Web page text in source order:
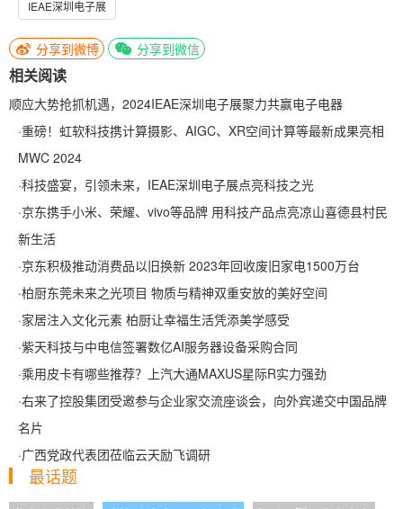
IEAE深圳电子展
分享到微博 分享到微信
相关阅读
顺应大势抢抓机遇，2024IEAE深圳电子展聚力共赢电子电器
·重磅！虹软科技携计算摄影、AIGC、XR空间计算等最新成果亮相
MWC 2024
·科技盛宴，引领未来，IEAE深圳电子展点亮科技之光
·京东携手小米、荣耀、vivo等品牌 用科技产品点亮凉山喜德县村民
新生活
·京东积极推动消费品以旧换新 2023年回收废旧家电1500万台
·柏厨东莞未来之光项目 物质与精神双重安放的美好空间
·家居注入文化元素 柏厨让幸福生活凭添美学感受
·紫天科技与中电信签署数亿AI服务器设备采购合同
·乘用皮卡有哪些推荐？上汽大通MAXUS星际R实力强劲
·右来了控股集团受邀参与企业家交流座谈会，向外宾递交中国品牌
名片
·广西党政代表团莅临云天励飞调研
最话题